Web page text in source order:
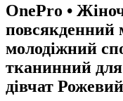
OnePro •
повсякденний
молодіжний
тканинний для
дівчат Рожевий